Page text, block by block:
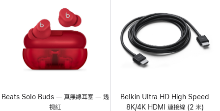
Beats Solo Buds — 真無線耳塞 — 透
視紅
Belkin Ultra HD High Speed
8K/4K HDMI 連接線 (2 米)